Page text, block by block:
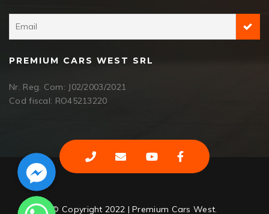
PREMIUM CARS WEST SRL
Nr. Reg. Com: J02/2003/2021
Cod fiscal: RO45213220
© Copyright 2022 | Premium Cars West.
Facebook Messenger
WhatsApp